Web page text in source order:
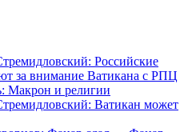
Российские
за внимание Ватикана с РПЦ
Макрон и религии
Ватикан может